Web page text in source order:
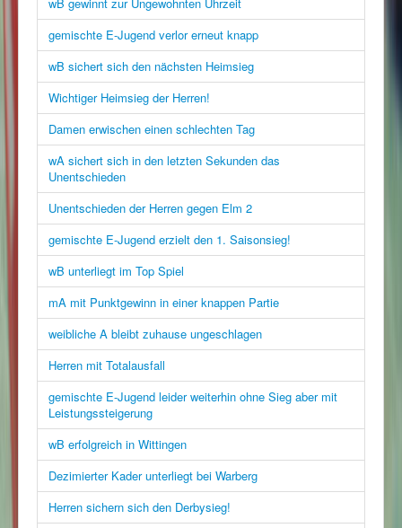
wB gewinnt zur Ungewohnten Uhrzeit
gemischte E-Jugend verlor erneut knapp
wB sichert sich den nächsten Heimsieg
Wichtiger Heimsieg der Herren!
Damen erwischen einen schlechten Tag
wA sichert sich in den letzten Sekunden das
Unentschieden
Unentschieden der Herren gegen Elm 2
gemischte E-Jugend erzielt den 1. Saisonsieg!
wB unterliegt im Top Spiel
mA mit Punktgewinn in einer knappen Partie
weibliche A bleibt zuhause ungeschlagen
Herren mit Totalausfall
gemischte E-Jugend leider weiterhin ohne Sieg aber mit
Leistungssteigerung
wB erfolgreich in Wittingen
Dezimierter Kader unterliegt bei Warberg
Herren sichern sich den Derbysieg!